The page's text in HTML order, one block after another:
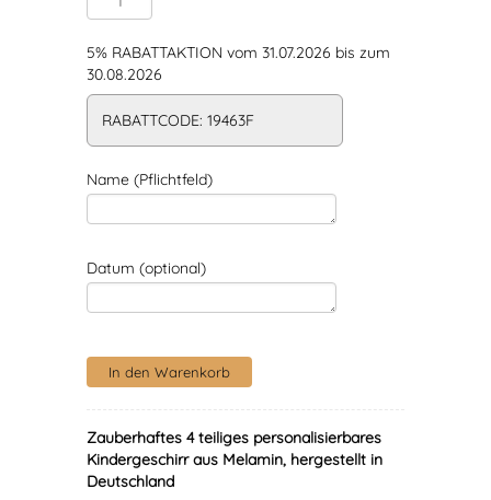
5% RABATTAKTION vom 31.07.2026 bis zum
30.08.2026
RABATTCODE: 19463F
Name (Pflichtfeld)
Datum (optional)
Zauberhaftes 4 teiliges personalisierbares
Kindergeschirr aus Melamin, hergestellt in
Deutschland